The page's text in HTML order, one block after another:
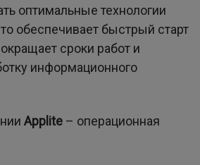
оптимальные технологии
обеспечивает быстрый старт
сроки работ и
информационного
Applite – операционная